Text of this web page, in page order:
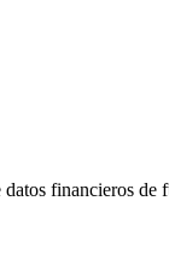
financieros